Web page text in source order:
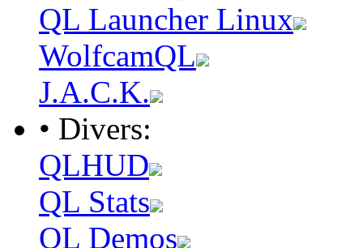
QL Launcher Linux
WolfcamQL
J.A.C.K.
• Divers:
QLHUD
QL Stats
QL Demos